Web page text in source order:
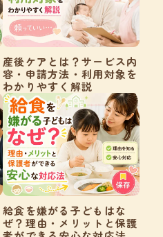
産後ケアとは？サービス内
容・申請方法・利用対象を
わかりやすく解説
給食を嫌がる子どもはな
ぜ？理由・メリットと保護